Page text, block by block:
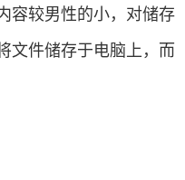
容较男性的小，对储存
文件储存于电脑上，而